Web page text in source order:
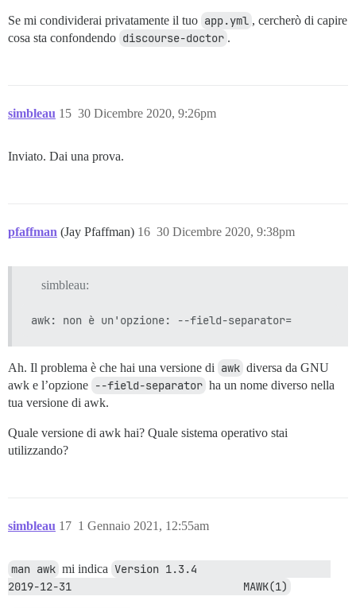
Se mi condividerai privatamente il tuo app.yml , cercherò di capire
cosa sta confondendo discourse-doctor .
simbleau 30 Dicembre 2020, 9:26pm
15
Inviato. Dai una prova.
pfaffman (Jay Pfaffman) 30 Dicembre 2020, 9:38pm
16
simbleau:
Ah. Il problema è che hai una versione di awk diversa da GNU
awk e l’opzione --field-separator ha un nome diverso nella
tua versione di awk.
Quale versione di awk hai? Quale sistema operativo stai
utilizzando?
simbleau 1 Gennaio 2021, 12:55am
17
man awk mi indica Version 1.3.4
2019-12-31                           MAWK(1)